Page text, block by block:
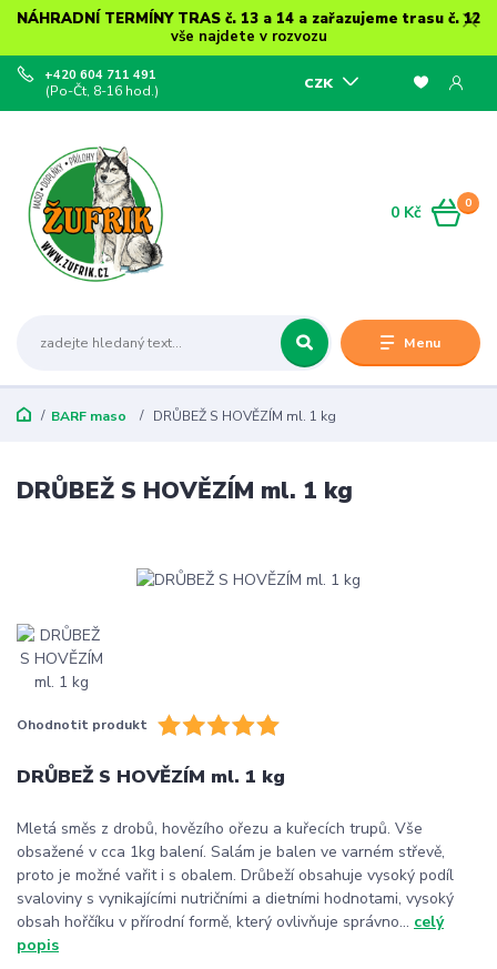
NÁHRADNÍ TERMÍNY TRAS č. 13 a 14 a zařazujeme trasu č. 12
vše najdete v rozvozu
Menu
CZK
+420 604 711 491
(Po-Čt, 8-16 hod.)
0
0 Kč
BARF maso DRŮBEŽ S HOVĚZÍM ml. 1 kg
DRŮBEŽ S HOVĚZÍM ml. 1 kg
Ohodnotit produkt
DRŮBEŽ S HOVĚZÍM ml. 1 kg
Mletá směs z drobů, hovězího ořezu a kuřecích trupů. Vše
obsažené v cca 1kg balení. Salám je balen ve varném střevě,
proto je možné vařit i s obalem. Drůbeží obsahuje vysoký podíl
svaloviny s vynikajícími nutričními a dietními hodnotami, vysoký
obsah hořčíku v přírodní formě, který ovlivňuje správno... celý
popis